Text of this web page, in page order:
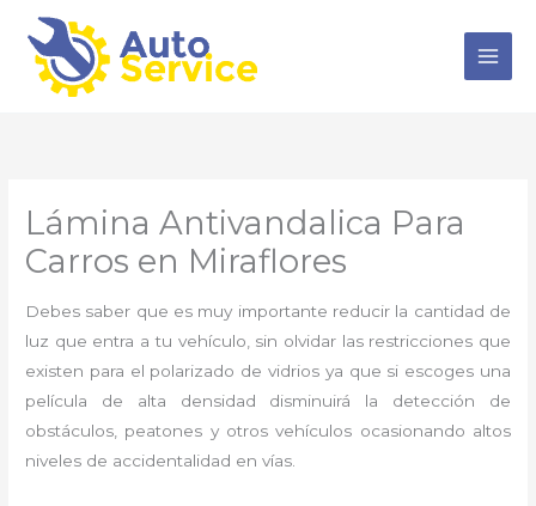
contenido
Lámina Antivandalica Para
Carros en Miraflores
Debes saber que es muy importante reducir la cantidad de
luz que entra a tu vehículo, sin olvidar las restricciones que
existen para el polarizado de vidrios ya que si escoges una
película de alta densidad disminuirá la detección de
obstáculos, peatones y otros vehículos ocasionando altos
niveles de accidentalidad en vías.